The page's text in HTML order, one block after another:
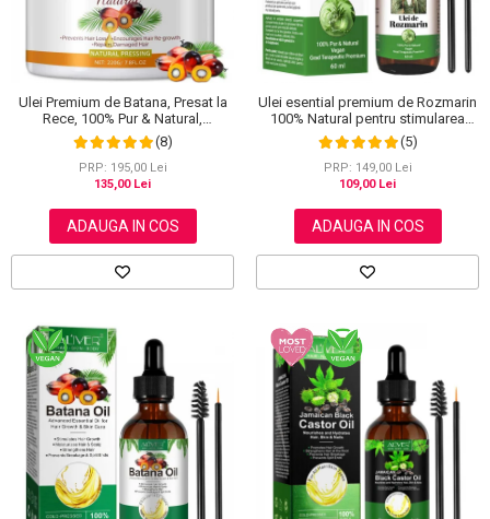
Scrub / Balsam de buze
Netestate pe Animale
Ulei Premium de Batana, Presat la
Rece, 100% Pur & Natural,
Stopeaza Caderea Parului, Efect
Puternic Regenerator, 220 g
(8)
PRP: 195,00 Lei
135,00 Lei
ADAUGA IN COS
Ulei esential premium de Rozmarin
100% Natural pentru stimularea
cresterii parului, genelor,
sprancenelor sau unghiilor, NOVA
KISS® 60 ml
(5)
PRP: 149,00 Lei
109,00 Lei
ADAUGA IN COS